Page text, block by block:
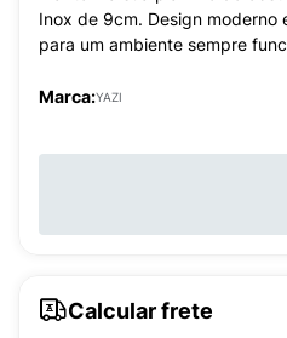
Inox de 9cm. Design moderno
para um ambiente sempre
Marca:YAZI
Calcular frete